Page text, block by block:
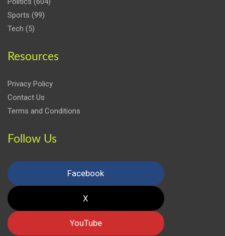
Sports (99)
Tech (5)
Resources
Privacy Policy
Contact Us
Terms and Conditions
Follow Us
Facebook
X
YouTube